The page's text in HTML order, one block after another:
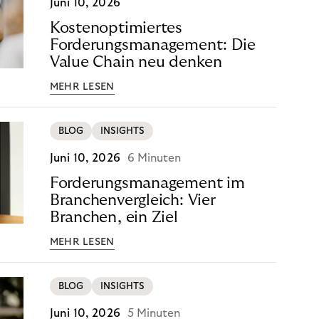
Juni 10, 2026
Kostenoptimiertes
Forderungsmanagement: Die
Value Chain neu denken
MEHR LESEN
BLOG INSIGHTS
Juni 10, 2026 6 Minuten
Forderungsmanagement im
Branchenvergleich: Vier
Branchen, ein Ziel
MEHR LESEN
BLOG INSIGHTS
Juni 10, 2026 5 Minuten